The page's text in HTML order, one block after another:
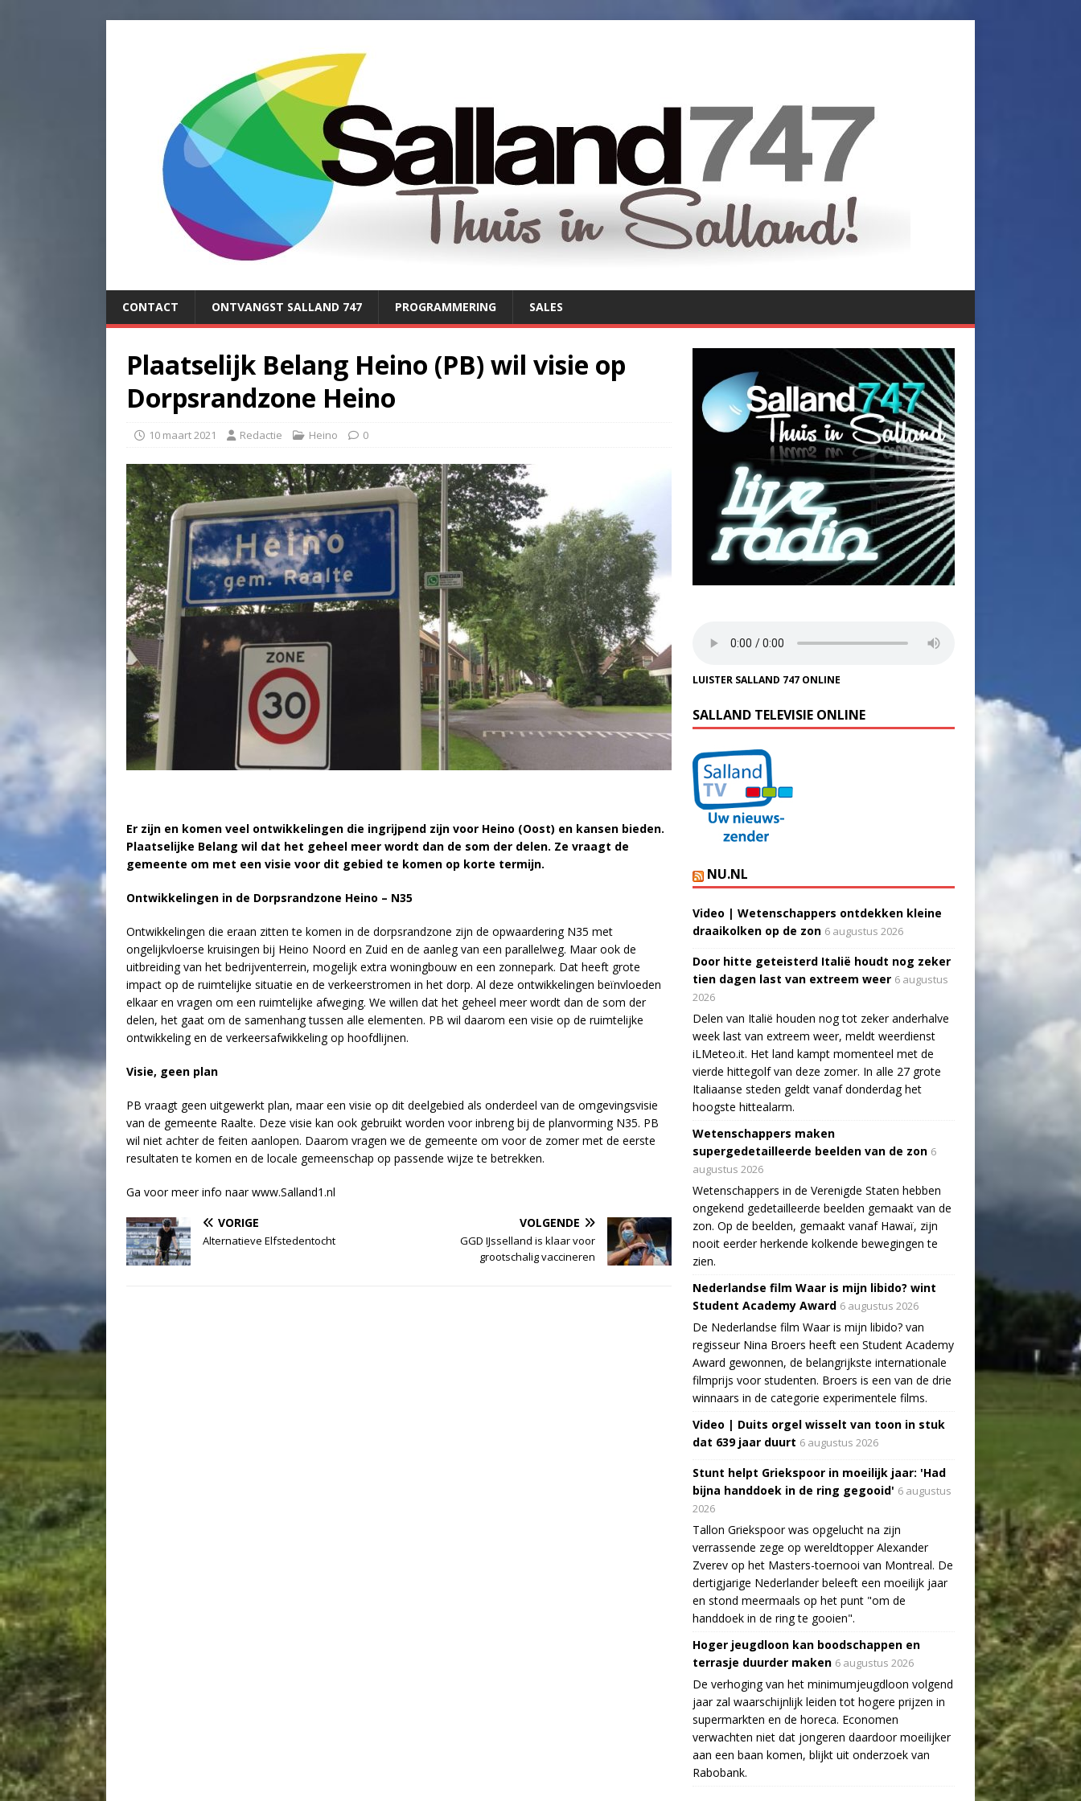
CONTACT ONTVANGST SALLAND 747 PROGRAMMERING SALES
Plaatselijk Belang Heino (PB) wil visie op
Dorpsrandzone Heino
10 maart 2021 Redactie Heino 0
Er zijn en komen veel ontwikkelingen die ingrijpend zijn voor Heino (Oost) en kansen bieden.
Plaatselijke Belang wil dat het geheel meer wordt dan de som der delen. Ze vraagt de
gemeente om met een visie voor dit gebied te komen op korte termijn.
Ontwikkelingen in de Dorpsrandzone Heino – N35
Ontwikkelingen die eraan zitten te komen in de dorpsrandzone zijn de opwaardering N35 met
ongelijkvloerse kruisingen bij Heino Noord en Zuid en de aanleg van een parallelweg. Maar ook de
uitbreiding van het bedrijventerrein, mogelijk extra woningbouw en een zonnepark. Dat heeft grote
impact op de ruimtelijke situatie en de verkeerstromen in het dorp. Al deze ontwikkelingen beïnvloeden
elkaar en vragen om een ruimtelijke afweging. We willen dat het geheel meer wordt dan de som der
delen, het gaat om de samenhang tussen alle elementen. PB wil daarom een visie op de ruimtelijke
ontwikkeling en de verkeersafwikkeling op hoofdlijnen.
Visie, geen plan
PB vraagt geen uitgewerkt plan, maar een visie op dit deelgebied als onderdeel van de omgevingsvisie
van de gemeente Raalte. Deze visie kan ook gebruikt worden voor inbreng bij de planvorming N35. PB
wil niet achter de feiten aanlopen. Daarom vragen we de gemeente om voor de zomer met de eerste
resultaten te komen en de locale gemeenschap op passende wijze te betrekken.
Ga voor meer info naar www.Salland1.nl
VORIGE
Alternatieve Elfstedentocht
VOLGENDE
GGD IJsselland is klaar voor
grootschalig vaccineren
LUISTER SALLAND 747 ONLINE
SALLAND TELEVISIE ONLINE
NU.NL
Video | Wetenschappers ontdekken kleine
draaikolken op de zon 6 augustus 2026
Door hitte geteisterd Italië houdt nog zeker
tien dagen last van extreem weer 6 augustus
2026
Delen van Italië houden nog tot zeker anderhalve
week last van extreem weer, meldt weerdienst
iLMeteo.it. Het land kampt momenteel met de
vierde hittegolf van deze zomer. In alle 27 grote
Italiaanse steden geldt vanaf donderdag het
hoogste hittealarm.
Wetenschappers maken
supergedetailleerde beelden van de zon 6
augustus 2026
Wetenschappers in de Verenigde Staten hebben
ongekend gedetailleerde beelden gemaakt van de
zon. Op de beelden, gemaakt vanaf Hawaï, zijn
nooit eerder herkende kolkende bewegingen te
zien.
Nederlandse film Waar is mijn libido? wint
Student Academy Award 6 augustus 2026
De Nederlandse film Waar is mijn libido? van
regisseur Nina Broers heeft een Student Academy
Award gewonnen, de belangrijkste internationale
filmprijs voor studenten. Broers is een van de drie
winnaars in de categorie experimentele films.
Video | Duits orgel wisselt van toon in stuk
dat 639 jaar duurt 6 augustus 2026
Stunt helpt Griekspoor in moeilijk jaar: 'Had
bijna handdoek in de ring gegooid' 6 augustus
2026
Tallon Griekspoor was opgelucht na zijn
verrassende zege op wereldtopper Alexander
Zverev op het Masters-toernooi van Montreal. De
dertigjarige Nederlander beleeft een moeilijk jaar
en stond meermaals op het punt "om de
handdoek in de ring te gooien".
Hoger jeugdloon kan boodschappen en
terrasje duurder maken 6 augustus 2026
De verhoging van het minimumjeugdloon volgend
jaar zal waarschijnlijk leiden tot hogere prijzen in
supermarkten en de horeca. Economen
verwachten niet dat jongeren daardoor moeilijker
aan een baan komen, blijkt uit onderzoek van
Rabobank.